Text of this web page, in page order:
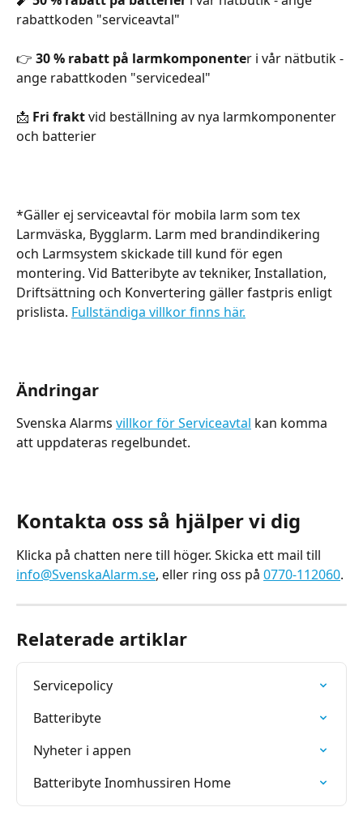
rabattkoden "serviceavtal"
👉 30 % rabatt på larmkomponenter i vår nätbutik -
ange rabattkoden "servicedeal"
📩 Fri frakt vid beställning av nya larmkomponenter
och batterier
*Gäller ej serviceavtal för mobila larm som tex
Larmväska, Bygglarm. Larm med brandindikering
och Larmsystem skickade till kund för egen
montering. Vid Batteribyte av tekniker, Installation,
Driftsättning och Konvertering gäller fastpris enligt
prislista. Fullständiga villkor finns här.
Ändringar
Svenska Alarms villkor för Serviceavtal kan komma
att uppdateras regelbundet.
Kontakta oss så hjälper vi dig
Klicka på chatten nere till höger. Skicka ett mail till
info@SvenskaAlarm.se, eller ring oss på 0770-112060.
Relaterade artiklar
Servicepolicy
Batteribyte
Nyheter i appen
Batteribyte Inomhussiren Home